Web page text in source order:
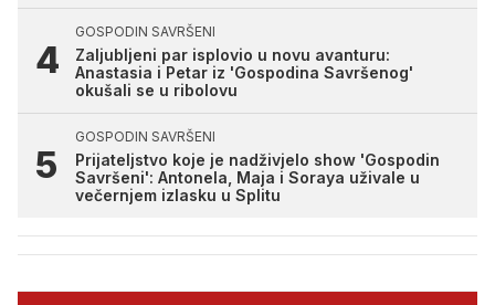
GOSPODIN SAVRŠENI
Zaljubljeni par isplovio u novu avanturu:
Anastasia i Petar iz 'Gospodina Savršenog'
okušali se u ribolovu
GOSPODIN SAVRŠENI
Prijateljstvo koje je nadživjelo show 'Gospodin
Savršeni': Antonela, Maja i Soraya uživale u
večernjem izlasku u Splitu